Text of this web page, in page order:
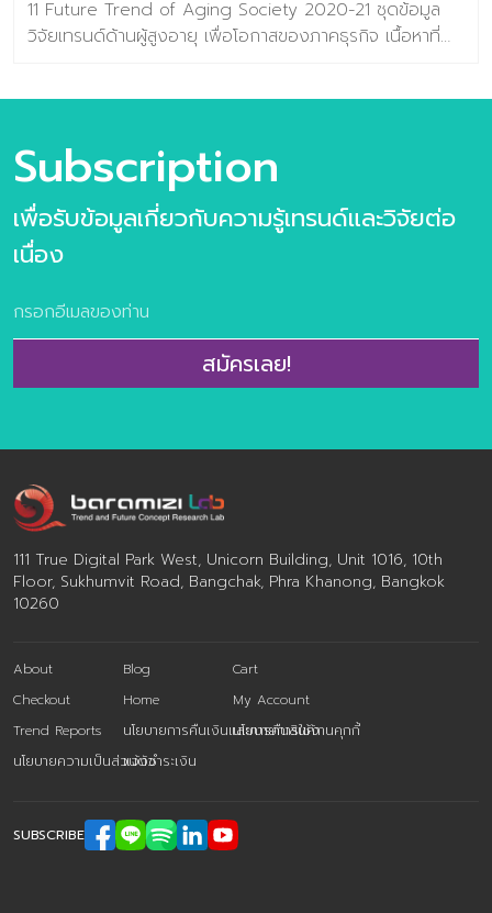
11 Future Trend of Aging Society 2020-21 ชุดข้อมูล
วิจัยเทรนด์ด้านผู้สูงอายุ เพื่อโอกาสของภาคธุรกิจ เนื้อหาที่
Aging Society 2020-21” ซึ่งประกอบด้วย ชื่อเทรนด์และ
รายละเอียดประกอบเทรนด์นั้น ๆ ชื่อเทรนด์ สอดรับกับมิติแห่ง
โอกาสใด สอดรับกับช่วงอายุ และ Segment ใด ความ
ต้องการเชิงลึก และกรณีศึกษาประกอบ จำนวนหน้า: 26 หน้า
(ไม่รวมปกหน้า-หลัง) From Future Trend to Business
Aging Society 2020-21 เกิดจากการศึกษาแนวโน้มจะศึกษา
ทั้งหมด 3 ส่วน คือ ศึกษาแนวโน้ม Mege Trend, ศึกษาแนว
โน้มผู้บริโภค และศึกษาการเติบโตของธุรกิจมิติต่างๆ ของ
Aging Society ในด้านของการออกแบบประสบการณ์และ
โน้มที่จะเกิดขึ้นในโจทย์นั้นๆ ทำให้เกิดเป็น 11 เทรนด์ ที่ให้องค์กร
ธุรกิจใช้งาน “Trend̶ […]
Subscription
เพื่อรับข้อมูลเกี่ยวกับความรู้เทรนด์และวิจัยต่อ
เนื่อง
สมัครเลย!
111 True Digital Park West, Unicorn Building, Unit 1016, 10th
Floor, Sukhumvit Road, Bangchak, Phra Khanong, Bangkok
10260
About Blog
Cart
Checkout
Home
My Account
Trend Reports
นโยบายการคืนเงินและการคืนสินค้า
นโยบายการใช้งานคุกกี้
นโยบายความเป็นส่วนตัวแจ้งชำระเงิน
SUBSCRIBE